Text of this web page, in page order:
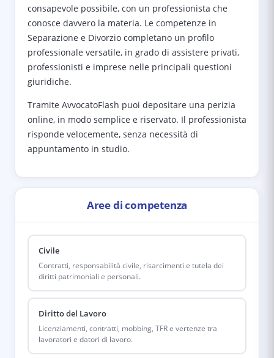
consapevole possibile, con un professionista che
conosce davvero la materia. Le competenze in
Separazione e Divorzio completano un profilo
professionale versatile, in grado di assistere privati,
professionisti e imprese nelle principali questioni
giuridiche.
Tramite AvvocatoFlash puoi depositare una perizia
online, in modo semplice e riservato. Il professionista
risponde velocemente, senza necessità di
appuntamento in studio.
Aree di competenza
Civile
Contratti, responsabilità civile, risarcimenti e tutela dei
diritti patrimoniali e personali.
Diritto del Lavoro
Licenziamenti, contratti, mobbing, TFR e vertenze tra
lavoratori e datori di lavoro.